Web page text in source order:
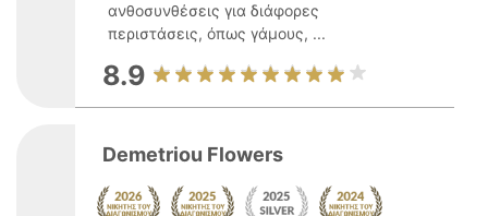
ανθοσυνθέσεις για διάφορες
περιστάσεις, όπως γάμους, ...
8.9
Demetriou Flowers